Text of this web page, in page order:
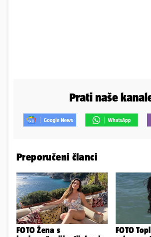
Prati naše
Preporučeni članci
FOTO Žena s
FOTO